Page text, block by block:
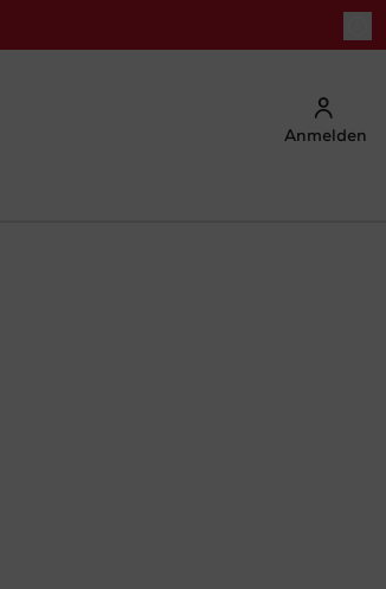
Anmelden